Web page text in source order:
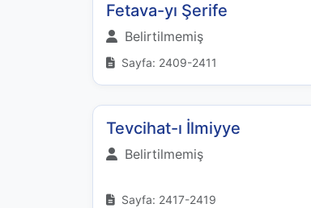
Fetava-yı Şerife
Belirtilmemiş
Sayfa: 2409-2411
Tevcihat-ı İlmiyye
Belirtilmemiş
Sayfa: 2417-2419